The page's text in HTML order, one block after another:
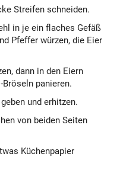
Streifen schneiden.
in je ein flaches Gefäß
Pfeffer würzen, die Eier
dann in den Eiern
panieren.
und erhitzen.
von beiden Seiten
Küchenpapier